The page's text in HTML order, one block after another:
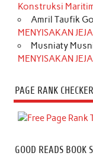
Konstruksi
Amril Taufik
MENYISAKAN
Musniaty
MENYISAKAN
PAGE RANK CHECKER
GOOD READS BOOK